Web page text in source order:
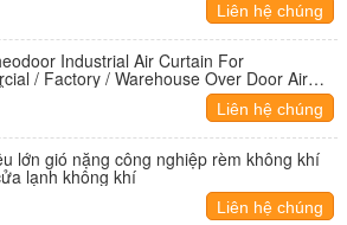
Liên hệ chúng
tôi
Industrial Air Curtain For
/ Factory / Warehouse Over Door Air
Liên hệ chúng
tôi
lớn gió nặng công nghiệp rèm không khí
lạnh không khí
Liên hệ chúng